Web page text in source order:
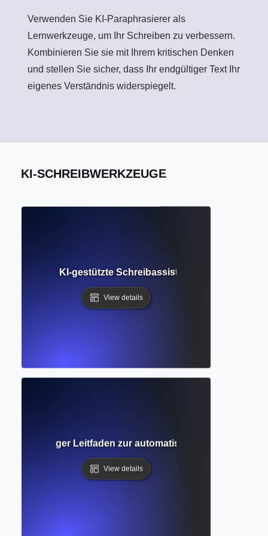
Verwenden Sie KI-Paraphrasierer als
Lernwerkzeuge, um Ihr Schreiben zu verbessern.
Kombinieren Sie sie mit Ihrem kritischen Denken
und stellen Sie sicher, dass Ihr endgültiger Text Ihr
eigenes Verständnis widerspiegelt.
KI-SCHREIBWERKZEUGE
KI-gestützte Schreibassistenz für Klarheit
View details
Vollständiger Leitfaden zur automatisierten
View details